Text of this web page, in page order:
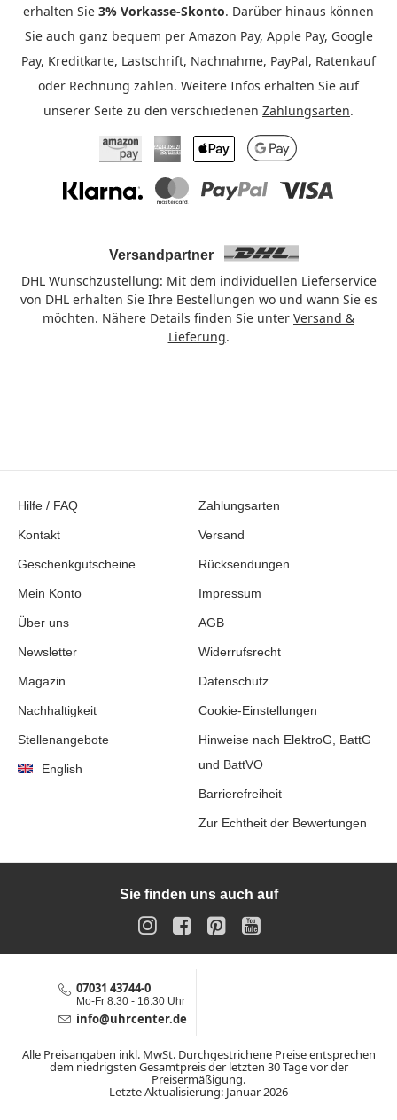
erhalten Sie 3% Vorkasse-Skonto. Darüber hinaus können
Sie auch ganz bequem per Amazon Pay, Apple Pay, Google
Pay, Kreditkarte, Lastschrift, Nachnahme, PayPal, Ratenkauf
oder Rechnung zahlen. Weitere Infos erhalten Sie auf
unserer Seite zu den verschiedenen Zahlungsarten.
Amazon PayAmerican Express
Apple PayGoogle Pay
Klarna MastercardPayPal Visa
Versandpartner
DHL Wunschzustellung: Mit dem individuellen Lieferservice
von DHL erhalten Sie Ihre Bestellungen wo und wann Sie es
möchten. Nähere Details finden Sie unter Versand &
Lieferung.
Hilfe / FAQ
Kontakt
Geschenkgutscheine
Mein Konto
Über uns
Newsletter
Magazin
Nachhaltigkeit
Stellenangebote
English
Zahlungsarten
Versand
Rücksendungen
Impressum
AGB
Widerrufsrecht
Datenschutz
Cookie-Einstellungen
Hinweise nach ElektroG, BattG
und BattVO
Barrierefreiheit
Zur Echtheit der Bewertungen
Sie finden uns auch auf
InstagramFacebookPinterestYouTube
Service-Hotline
07031 43744-0
Mo-Fr 8:30 - 16:30 Uhr
Service E-Mail
info@uhrcenter.de
Alle Preisangaben inkl. MwSt. Durchgestrichene Preise entsprechen
dem niedrigsten Gesamtpreis der letzten 30 Tage vor der
Preisermäßigung.
Letzte Aktualisierung: Januar 2026